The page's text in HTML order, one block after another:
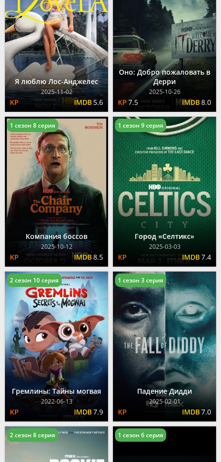
Я люблю Лос-Анджелес
2025-11-02
5.6
Оно: Добро пожаловать в
Дерри
2025-10-26
7.5 8.0
Компания боссов
2025-10-12
8.5
1 сезон 8 серия
Город «Селтикс»
2025-03-03
7.4
1 сезон 9 серия
Гремлины: Тайны могвая
2022-06-13
7.9
2 сезон 10 серия
Падение Дидди
2025-02-01
7.0
1 сезон 3 серия
2 сезон 8 серия 1 сезон 6 серия